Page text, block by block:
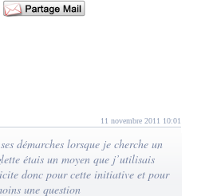
11 novembre 2011 10:01
démarches lorsque je cherche un
étais un moyen que j’utilisais
donc pour cette initiative et pour
une question